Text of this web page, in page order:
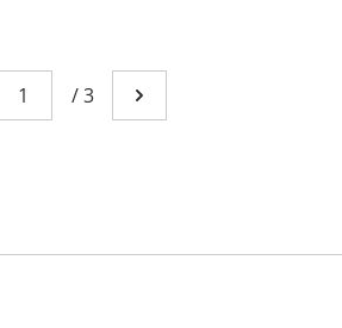
Sivu
You're currently reading page 1
/3 Mene seuraavalle